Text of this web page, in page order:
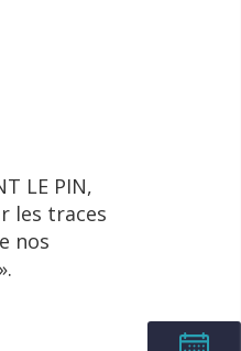
LE PIN,
les traces
nos